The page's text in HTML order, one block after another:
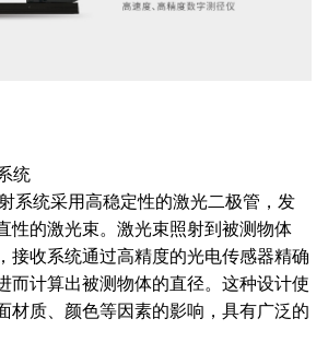
统
系统采用高稳定性的激光二极管，发
性的激光束。激光束照射到被测物体
接收系统通过高精度的光电传感器精确
而计算出被测物体的直径。这种设计使
材质、颜色等因素的影响，具有广泛的